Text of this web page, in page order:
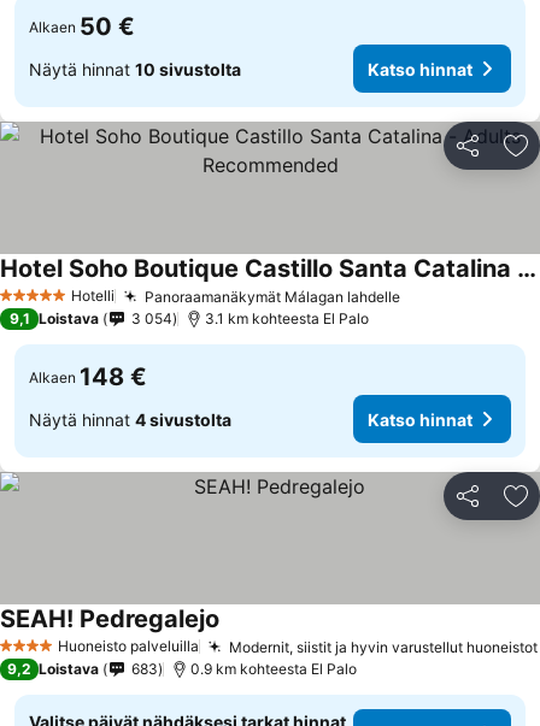
Alkaen 50 €
Näytä hinnat 10 sivustolta Katso hinnat
Jaa
5 Tähtiluokitus
Hotelli Panoraamanäkymät Málagan lahdelle
Hotel Soho Boutique Castillo Santa Catalina - Adults Recommended
9,1 Loistava 3 054 3.1 km kohteesta El Palo
Alkaen 148 €
Näytä hinnat 4 sivustolta Katso hinnat
Jaa
4 TähtiluokitusHuoneisto palveluilla Modernit, siistit ja hyvin varustellut huoneistot
SEAH! Pedregalejo
9,2 Loistava 683 0.9 km kohteesta El Palo
Valitse päivät nähdäksesi tarkat hinnat